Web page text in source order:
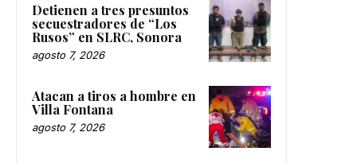
Detienen a tres presuntos
secuestradores de “Los
Rusos” en SLRC, Sonora
agosto 7, 2026
Atacan a tiros a hombre en
Villa Fontana
agosto 7, 2026